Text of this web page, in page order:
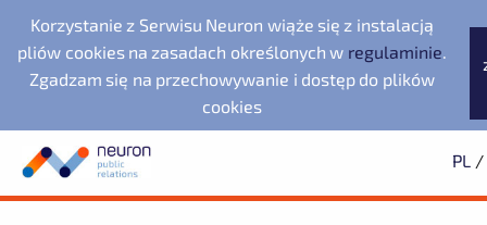
Korzystanie z Serwisu Neuron wiąże się z instalacją
pliów cookies na zasadach określonych w regulaminie.
Zgadzam się na przechowywanie i dostęp do plików
cookies
PL /
Biuro prasowe
Neuron Agencja Public
Evernex Polska